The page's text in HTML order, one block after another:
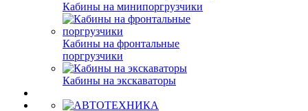
Кабины на минипоргрузчики
Кабины на фронтальные
поргрузчики
Кабины на экскаваторы